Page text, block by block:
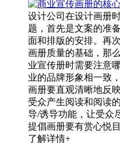
设计公司在设计画册
题，首先是文案的准
面和排版的安排。再
画册质量的基础，那
业宣传册时需要注意
业的品牌形象相一致
画册要直观清晰地反
受众产生阅读和阅读
导/诱导功能，让受众
提倡画册要有赏心悦目
了解详情+